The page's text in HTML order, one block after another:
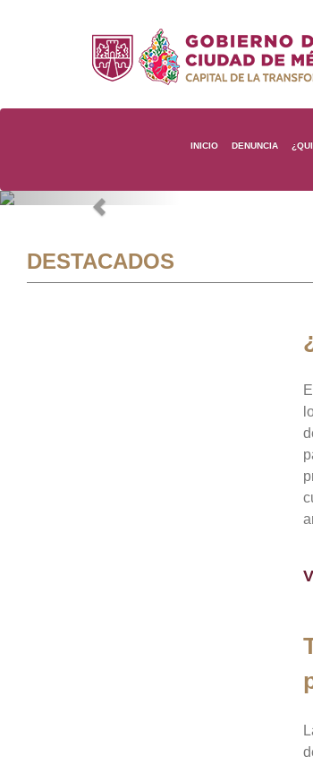
INICIO DENUNCIA
Previous
DESTACADOS